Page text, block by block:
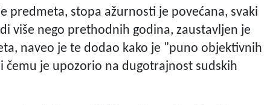
predmeta, stopa ažurnosti je povećana, svaki
više nego prethodnih godina, zaustavljen je
naveo je te dodao kako je "puno objektivnih
čemu je upozorio na dugotrajnost sudskih